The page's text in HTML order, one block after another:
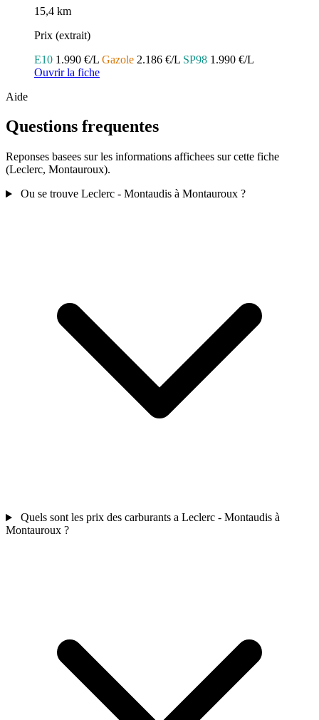
15,4 km
Prix (extrait)
E10 1.990 €/L Gazole 2.186 €/L SP98 1.990 €/L
Ouvrir la fiche
Aide
Questions frequentes
Reponses basees sur les informations affichees sur cette fiche
(Leclerc, Montauroux).
Ou se trouve Leclerc - Montaudis à Montauroux ?
Quels sont les prix des carburants a Leclerc - Montaudis à
Montauroux ?